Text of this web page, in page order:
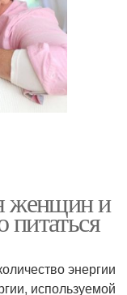
женщин и
энергии
используемой